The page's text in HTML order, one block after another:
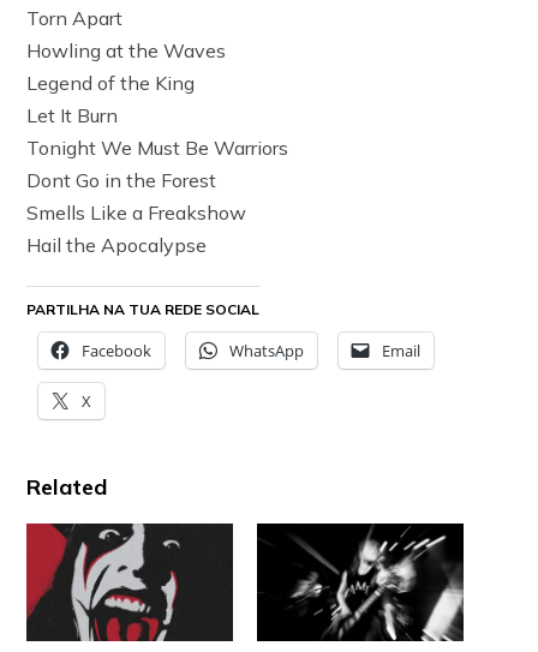
Torn Apart
Howling at the Waves
Legend of the King
Let It Burn
Tonight We Must Be Warriors
Dont Go in the Forest
Smells Like a Freakshow
Hail the Apocalypse
PARTILHA NA TUA REDE SOCIAL
Facebook WhatsApp Email
X
Related